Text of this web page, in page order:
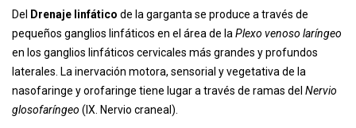
Del Drenaje linfático de la garganta se produce a través de
pequeños ganglios linfáticos en el área de la Plexo venoso laríngeo
en los ganglios linfáticos cervicales más grandes y profundos
laterales. La inervación motora, sensorial y vegetativa de la
nasofaringe y orofaringe tiene lugar a través de ramas del Nervio
glosofaríngeo (IX. Nervio craneal).